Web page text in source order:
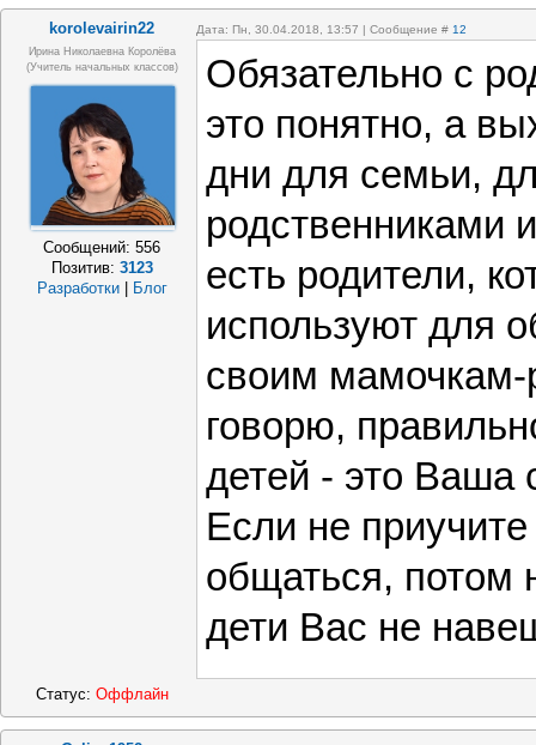
korolevairin22 Дата: Пн, 30.04.2018, 13:57 | Сообщение # 12
Ирина Николаевна Королёва
(учитель начальных классов)
Сообщений:556
Позитив: 3123
Разработки
Блог
Обязательно с
это понятно, а
дни для семьи,
родственниками
есть родители,
используют для
своим мамочкам-
говорю,
детей - это Ваша
Если не
общаться, потом
дети Вас не
Статус: Оффлайн